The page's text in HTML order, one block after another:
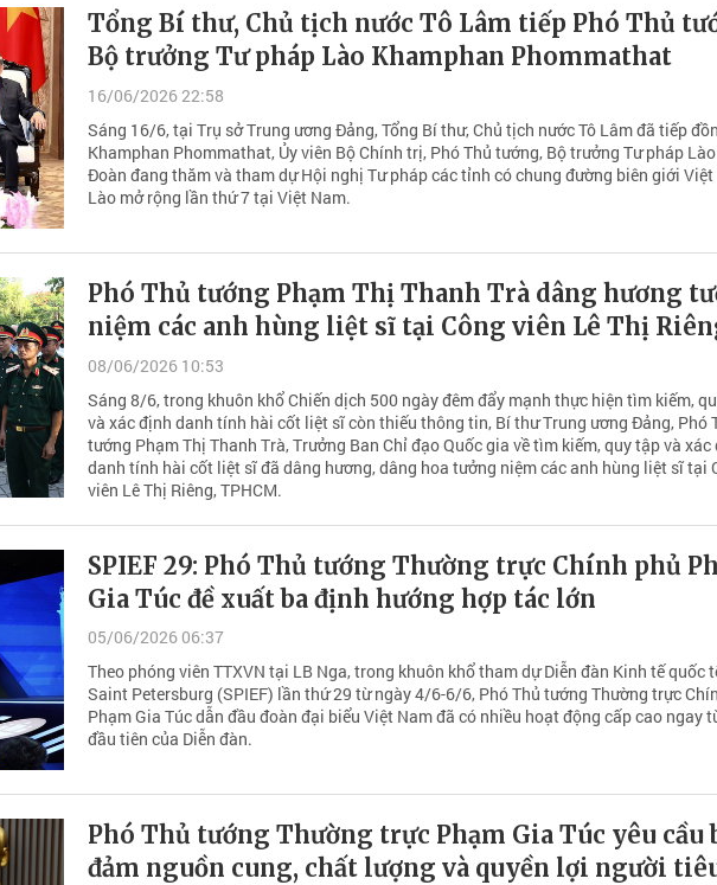
Tổng Bí thư, Chủ tịch nước Tô Lâm tiếp Phó Thủ
Bộ trưởng Tư pháp Lào Khamphan Phommathat
16/06/2026 22:58
Sáng 16/6, tại Trụ sở Trung ương Đảng, Tổng Bí thư, Chủ tịch nước Tô Lâm đã tiếp
Khamphan Phommathat, Ủy viên Bộ Chính trị, Phó Thủ tướng, Bộ trưởng Tư pháp
Đoàn đang thăm và tham dự Hội nghị Tư pháp các tỉnh có chung đường biên giới Việt
Lào mở rộng lần thứ 7 tại Việt Nam.
Phó Thủ tướng Phạm Thị Thanh Trà dâng hương
niệm các anh hùng liệt sĩ tại Công viên Lê Thị
08/06/2026 10:53
Sáng 8/6, trong khuôn khổ Chiến dịch 500 ngày đêm đẩy mạnh thực hiện tìm kiếm,
và xác định danh tính hài cốt liệt sĩ còn thiếu thông tin, Bí thư Trung ương Đảng, Phó
tướng Phạm Thị Thanh Trà, Trưởng Ban Chỉ đạo Quốc gia về tìm kiếm, quy tập và xác
danh tính hài cốt liệt sĩ đã dâng hương, dâng hoa tưởng niệm các anh hùng liệt sĩ tại
viên Lê Thị Riêng, TPHCM.
SPIEF 29: Phó Thủ tướng Thường trực Chính phủ
Gia Túc đề xuất ba định hướng hợp tác lớn
05/06/2026 06:37
Theo phóng viên TTXVN tại LB Nga, trong khuôn khổ tham dự Diễn đàn Kinh tế quốc
Saint Petersburg (SPIEF) lần thứ 29 từ ngày 4/6-6/6, Phó Thủ tướng Thường trực
Phạm Gia Túc dẫn đầu đoàn đại biểu Việt Nam đã có nhiều hoạt động cấp cao ngay
đầu tiên của Diễn đàn.
Phó Thủ tướng Thường trực Phạm Gia Túc yêu cầu
đảm nguồn cung, chất lượng và quyền lợi người